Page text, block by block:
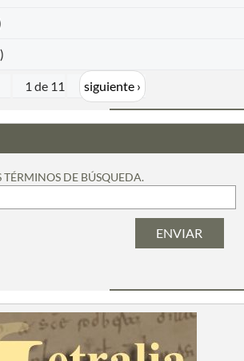
1 de 11 siguiente ›
DE BÚSQUEDA.